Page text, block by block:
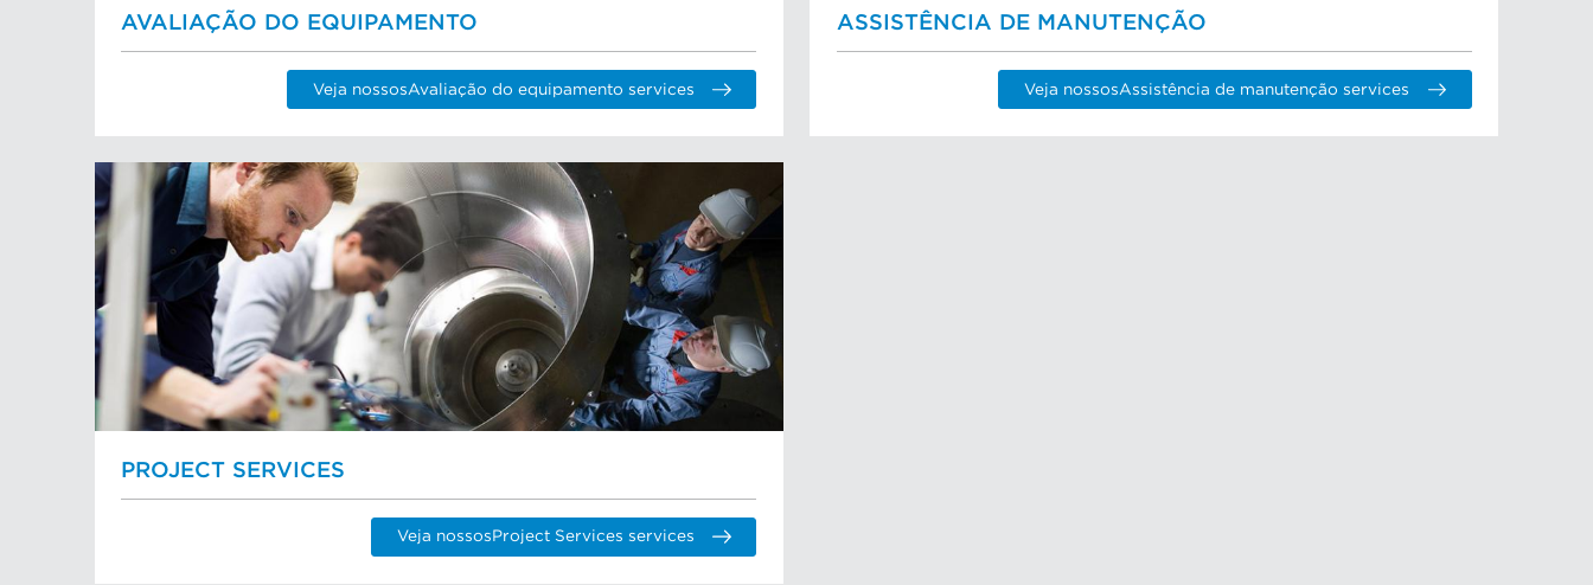
AVALIAÇÃO DO EQUIPAMENTO
Veja nossosAvaliação do equipamento services
ASSISTÊNCIA DE MANUTENÇÃO
Veja nossosAssistência de manutenção services
PROJECT SERVICES
Veja nossosProject Services services